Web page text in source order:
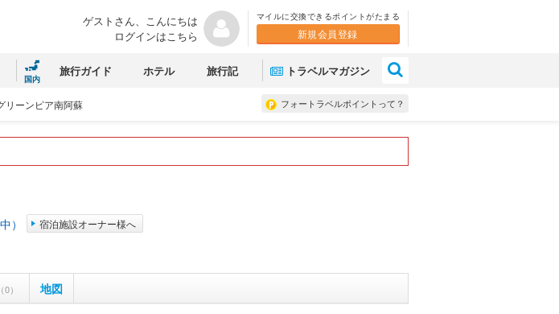
ゲストさん、こんにちは
ログインはこちら
マイルに交換できるポイントがたまる
新規会員登録
国内
旅行ガイド ホテル 旅行記 トラベルマガジン
フォートラベルポイントって？
リーンピア南阿蘇
） 宿泊施設オーナー様へ
（0） 地図